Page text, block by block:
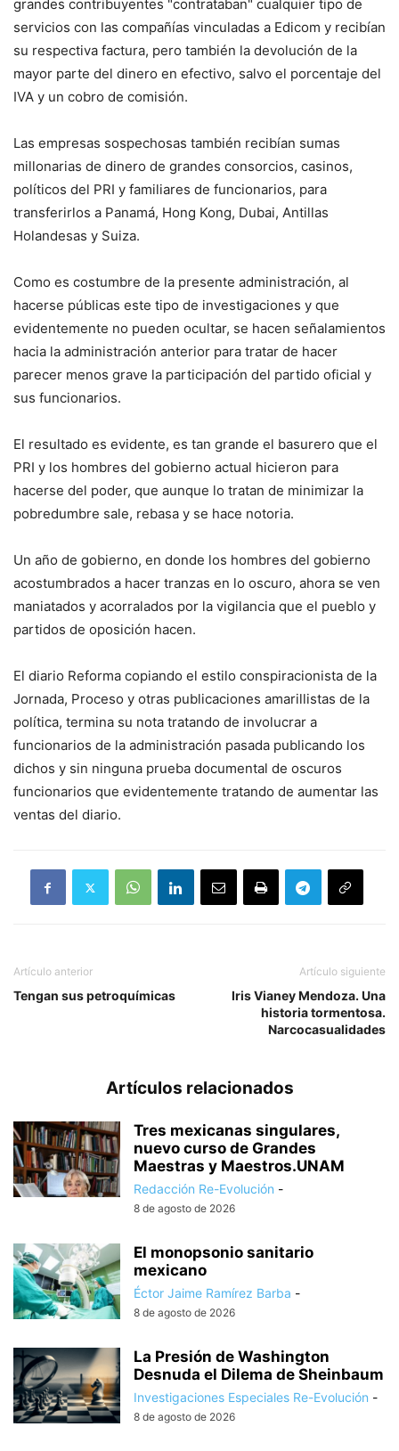
grandes contribuyentes "contrataban" cualquier tipo de
servicios con las compañías vinculadas a Edicom y recibían
su respectiva factura, pero también la devolución de la
mayor parte del dinero en efectivo, salvo el porcentaje del
IVA y un cobro de comisión.
Las empresas sospechosas también recibían sumas
millonarias de dinero de grandes consorcios, casinos,
políticos del PRI y familiares de funcionarios, para
transferirlos a Panamá, Hong Kong, Dubai, Antillas
Holandesas y Suiza.
Como es costumbre de la presente administración, al
hacerse públicas este tipo de investigaciones y que
evidentemente no pueden ocultar, se hacen señalamientos
hacia la administración anterior para tratar de hacer
parecer menos grave la participación del partido oficial y
sus funcionarios.
El resultado es evidente, es tan grande el basurero que el
PRI y los hombres del gobierno actual hicieron para
hacerse del poder, que aunque lo tratan de minimizar la
pobredumbre sale, rebasa y se hace notoria.
Un año de gobierno, en donde los hombres del gobierno
acostumbrados a hacer tranzas en lo oscuro, ahora se ven
maniatados y acorralados por la vigilancia que el pueblo y
partidos de oposición hacen.
El diario Reforma copiando el estilo conspiracionista de la
Jornada, Proceso y otras publicaciones amarillistas de la
política, termina su nota tratando de involucrar a
funcionarios de la administración pasada publicando los
dichos y sin ninguna prueba documental de oscuros
funcionarios que evidentemente tratando de aumentar las
ventas del diario.
Artículo anterior
Tengan sus petroquímicas
Artículo siguiente
Iris Vianey Mendoza. Una
historia tormentosa.
Narcocasualidades
Artículos relacionados
Tres mexicanas singulares,
nuevo curso de Grandes
Maestras y Maestros.UNAM
Redacción Re-Evolución -
8 de agosto de 2026
El monopsonio sanitario
mexicano
Éctor Jaime Ramírez Barba -
8 de agosto de 2026
La Presión de Washington
Desnuda el Dilema de Sheinbaum
Investigaciones Especiales Re-Evolución -
8 de agosto de 2026